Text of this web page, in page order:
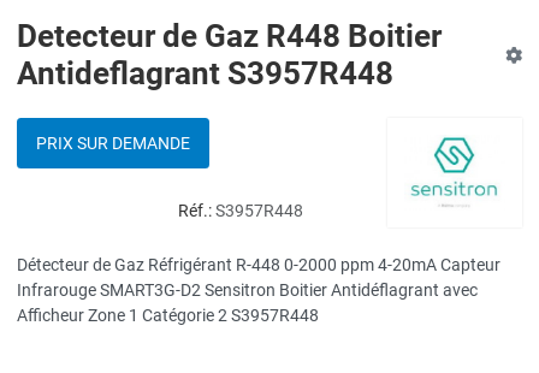
Detecteur de Gaz R448 Boitier
Antideflagrant S3957R448
PRIX SUR DEMANDE
Réf.:S3957R448
Détecteur de Gaz Réfrigérant R-448 0-2000 ppm 4-20mA Capteur
Infrarouge SMART3G-D2 Sensitron Boitier Antidéflagrant avec
Afficheur Zone 1 Catégorie 2 S3957R448